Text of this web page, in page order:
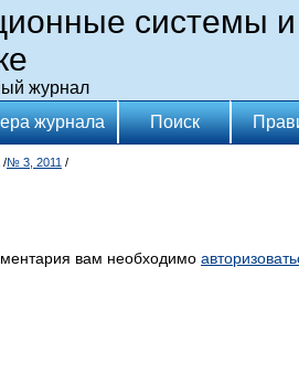
системы и
журнал
журнала Поиск
/№ 3, 2011 /
вам необходимо